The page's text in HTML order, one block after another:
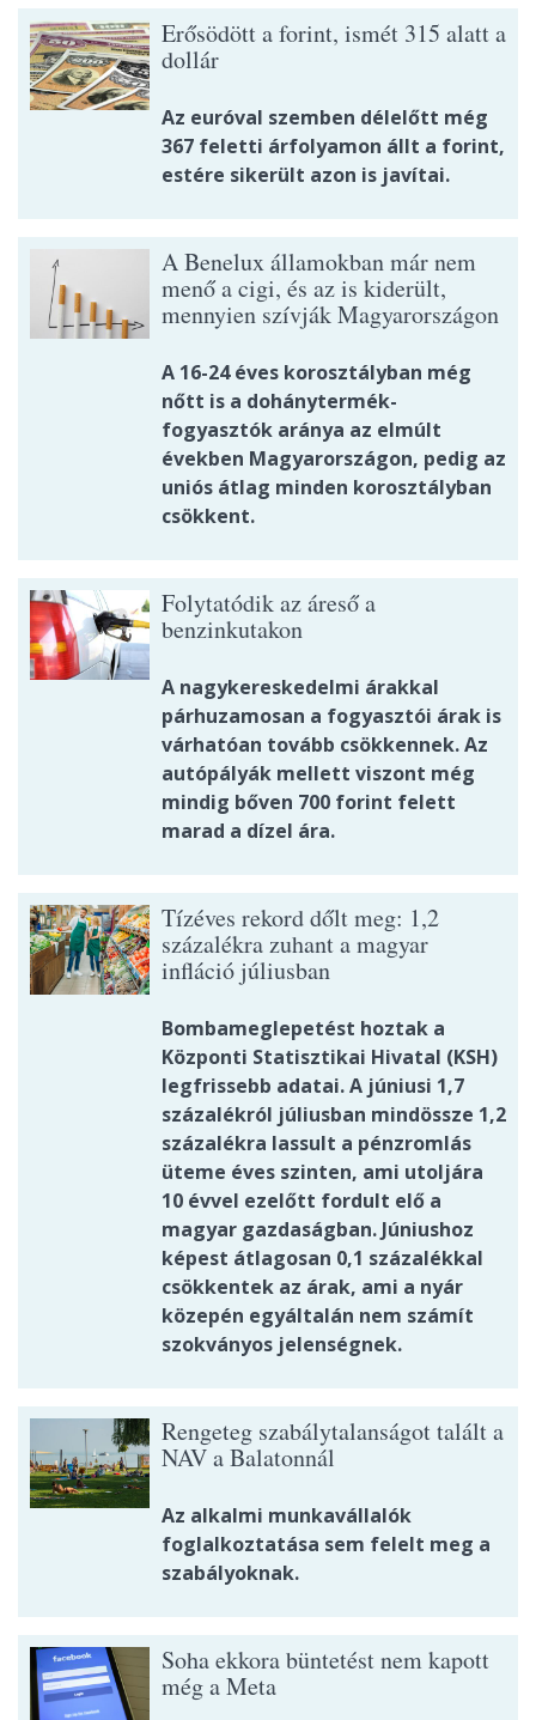
Erősödött a forint, ismét 315 alatt a
dollár
Az euróval szemben délelőtt még
367 feletti árfolyamon állt a forint,
estére sikerült azon is javítai.
A Benelux államokban már nem
menő a cigi, és az is kiderült,
mennyien szívják Magyarországon
A 16-24 éves korosztályban még
nőtt is a dohánytermék-
fogyasztók aránya az elmúlt
években Magyarországon, pedig az
uniós átlag minden korosztályban
csökkent.
Folytatódik az áreső a
benzinkutakon
A nagykereskedelmi árakkal
párhuzamosan a fogyasztói árak is
várhatóan tovább csökkennek. Az
autópályák mellett viszont még
mindig bőven 700 forint felett
marad a dízel ára.
Tízéves rekord dőlt meg: 1,2
százalékra zuhant a magyar
infláció júliusban
Bombameglepetést hoztak a
Központi Statisztikai Hivatal (KSH)
legfrissebb adatai. A júniusi 1,7
százalékról júliusban mindössze 1,2
százalékra lassult a pénzromlás
üteme éves szinten, ami utoljára
10 évvel ezelőtt fordult elő a
magyar gazdaságban. Júniushoz
képest átlagosan 0,1 százalékkal
csökkentek az árak, ami a nyár
közepén egyáltalán nem számít
szokványos jelenségnek.
Rengeteg szabálytalanságot talált a
NAV a Balatonnál
Az alkalmi munkavállalók
foglalkoztatása sem felelt meg a
szabályoknak.
Soha ekkora büntetést nem kapott
még a Meta